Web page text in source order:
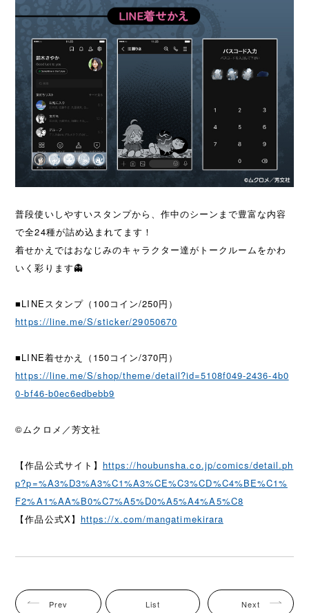
普段使いしやすいスタンプから、作中のシーンまで豊富な内容
で全24種が詰め込まれてます！
着せかえではおなじみのキャラクター達がトークルームをかわ
いく彩ります👻
■LINEスタンプ（100コイン/250円）
https://line.me/S/sticker/29050670
■LINE着せかえ（150コイン/370円）
https://line.me/S/shop/theme/detail?id=5108f049-2436-4b0
0-bf46-b0ec6edbebb9
©ムクロメ／芳文社
【作品公式サイト】 https://houbunsha.co.jp/comics/detail.ph
p?p=%A3%D3%A3%C1%A3%CE%C3%CD%C4%BE%C1%
F2%A1%AA%B0%C7%A5%D0%A5%A4%A5%C8
【作品公式X】 https://x.com/mangatimekirara
Prev List Next